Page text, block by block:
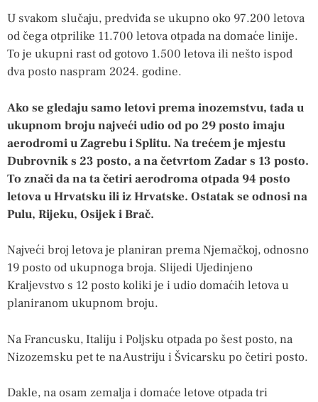
U svakom slučaju, predviđa se ukupno oko 97.200 letova
od čega otprilike 11.700 letova otpada na domaće linije.
To je ukupni rast od gotovo 1.500 letova ili nešto ispod
dva posto naspram 2024. godine.
Ako se gledaju samo letovi prema inozemstvu, tada u
ukupnom broju najveći udio od po 29 posto imaju
aerodromi u Zagrebu i Splitu. Na trećem je mjestu
Dubrovnik s 23 posto, a na četvrtom Zadar s 13 posto.
To znači da na ta četiri aerodroma otpada 94 posto
letova u Hrvatsku ili iz Hrvatske. Ostatak se odnosi na
Pulu, Rijeku, Osijek i Brač.
Najveći broj letova je planiran prema Njemačkoj, odnosno
19 posto od ukupnoga broja. Slijedi Ujedinjeno
Kraljevstvo s 12 posto koliki je i udio domaćih letova u
planiranom ukupnom broju.
Na Francusku, Italiju i Poljsku otpada po šest posto, na
Nizozemsku pet te na Austriju i Švicarsku po četiri posto.
Dakle, na osam zemalja i domaće letove otpada tri